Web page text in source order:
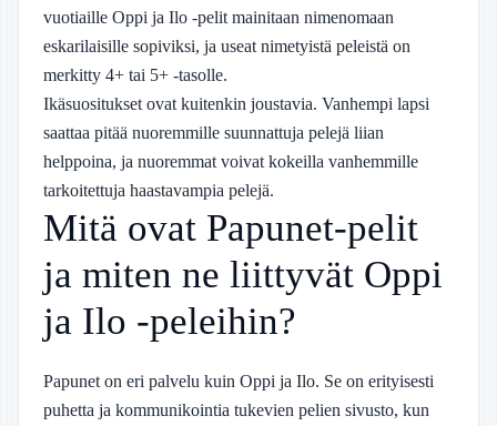
vuotiaille Oppi ja Ilo -pelit mainitaan nimenomaan
eskarilaisille sopiviksi, ja useat nimetyistä peleistä on
merkitty 4+ tai 5+ -tasolle.
Ikäsuositukset ovat kuitenkin joustavia. Vanhempi lapsi
saattaa pitää nuoremmille suunnattuja pelejä liian
helppoina, ja nuoremmat voivat kokeilla vanhemmille
tarkoitettuja haastavampia pelejä.
Mitä ovat Papunet-pelit
ja miten ne liittyvät Oppi
ja Ilo -peleihin?
Papunet on eri palvelu kuin Oppi ja Ilo. Se on erityisesti
puhetta ja kommunikointia tukevien pelien sivusto, kun